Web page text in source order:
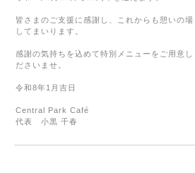
皆さまのご支援に感謝し、これからも憩いの場
してまいります。
感謝の気持ちを込めて特別メニューをご用意し
ださいませ。
令和8年1 月吉日
Central Park Café
代表 小黒 千春